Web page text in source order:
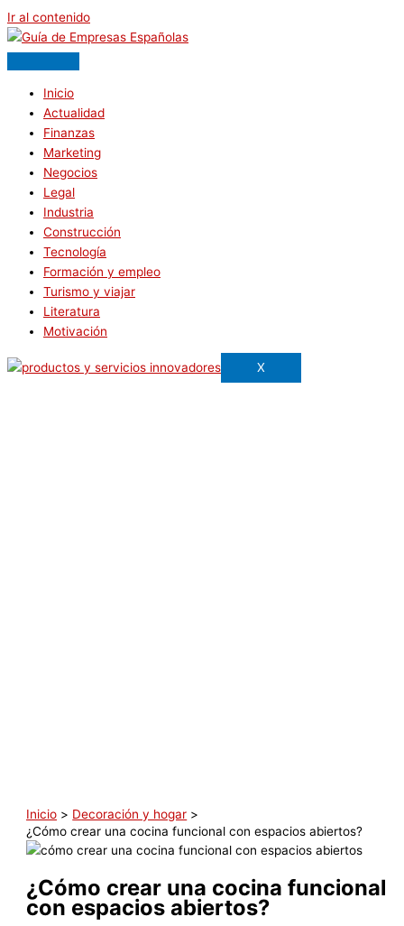
Ir al contenido
Inicio
Actualidad
Finanzas
Marketing
Negocios
Legal
Industria
Construcción
Tecnología
Formación y empleo
Turismo y viajar
Literatura
Motivación
X
Inicio
Decoración y hogar
¿Cómo crear una cocina funcional con espacios abiertos?
¿Cómo crear una cocina funcional
con espacios abiertos?